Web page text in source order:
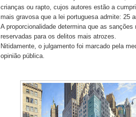
crianças ou rapto, cujos autores estão a
mais gravosa que a lei portuguesa admite: 25
A proporcionalidade determina que as
reservadas para os delitos mais atrozes.
Nitidamente, o julgamento foi marcado pela
opinião pública.